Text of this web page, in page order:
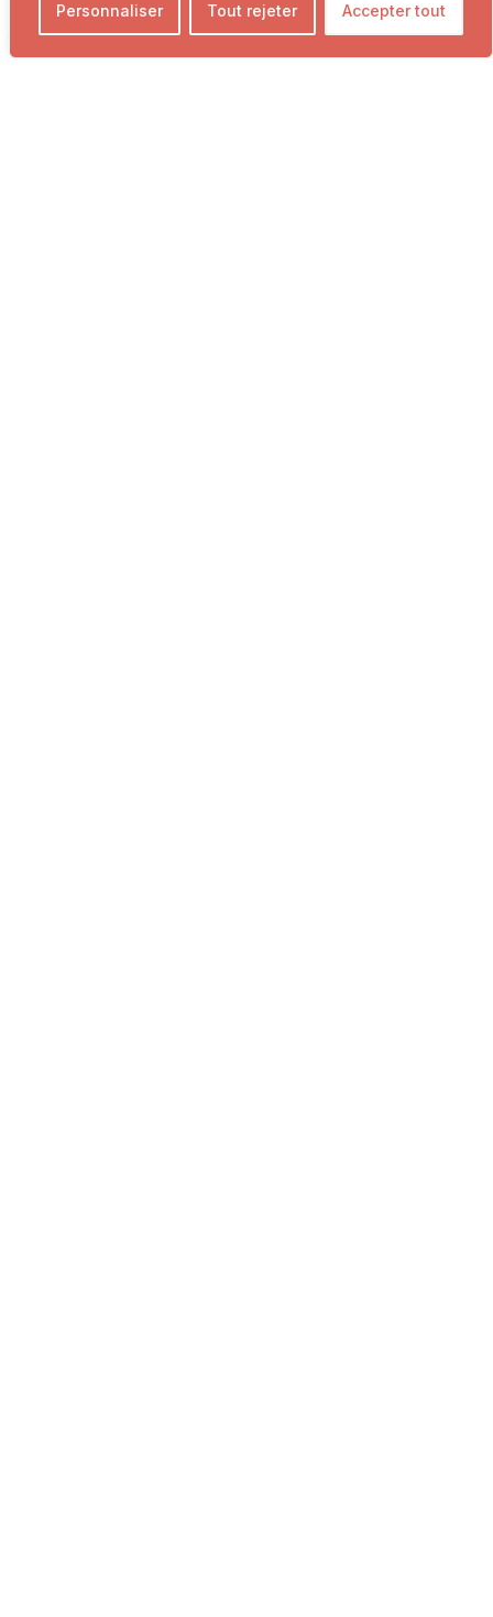
Personnaliser Tout rejeter Accepter tout
mariusauda